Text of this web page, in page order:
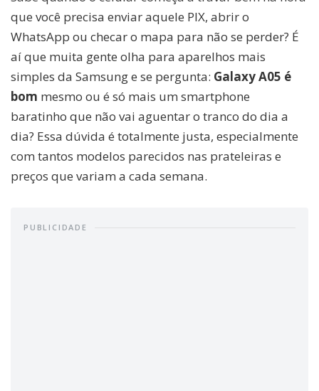
que você precisa enviar aquele PIX, abrir o
WhatsApp ou checar o mapa para não se perder? É
aí que muita gente olha para aparelhos mais
simples da Samsung e se pergunta: Galaxy A05 é
bom mesmo ou é só mais um smartphone
baratinho que não vai aguentar o tranco do dia a
dia? Essa dúvida é totalmente justa, especialmente
com tantos modelos parecidos nas prateleiras e
preços que variam a cada semana.
PUBLICIDADE